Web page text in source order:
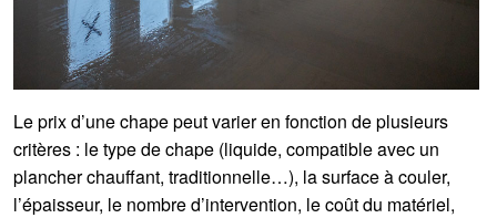
Le prix d’une chape peut varier en fonction de plusieurs
critères : le type de chape (liquide, compatible avec un
plancher chauffant, traditionnelle…), la surface à couler,
l’épaisseur, le nombre d’intervention, le coût du matériel,